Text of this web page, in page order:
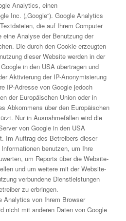
Analytics, einen
Inc. („Google“). Google Analytics
die auf Ihrem Computer
eine Analyse der Benutzung der
Die durch den Cookie erzeugten
dieser Website werden in der
in den USA übertragen und
Aktivierung der IP-Anonymisierung
IP-Adresse von Google jedoch
der Europäischen Union oder in
Abkommens über den Europäischen
Nur in Ausnahmefällen wird die
von Google in den USA
Im Auftrag des Betreibers dieser
benutzen, um Ihre
um Reports über die Website-
und um weitere mit der Website-
verbundene Dienstleistungen
zu erbringen.
Analytics von Ihrem Browser
nicht mit anderen Daten von Google